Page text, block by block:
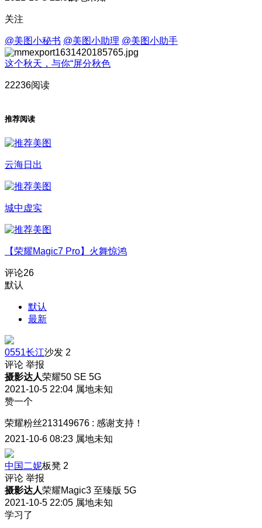
关注
@美图小秘书 @美图小助理 @美图小助手
这个秋天，与你“屏分秋色
22236阅读
推荐阅读
云海日出
城中虚实
【荣耀Magic7 Pro】火舞惊鸿
评论26
默认
默认
最新
0551长江沙发 2
评论 举报
摄影达人荣耀50 SE 5G
2021-10-5 22:04 属地未知
赞一个
荣耀粉丝213149676 : 感谢支持！
2021-10-6 08:23 属地未知
中国二妮板凳 2
评论 举报
摄影达人荣耀Magic3 至臻版 5G
2021-10-5 22:05 属地未知
学习了